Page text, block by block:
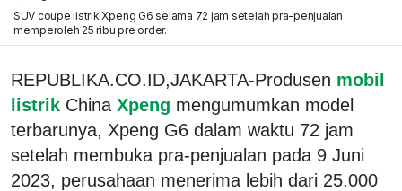
SUV coupe listrik Xpeng G6 selama 72 jam setelah pra-penjualan
memperoleh 25 ribu pre order.
REPUBLIKA.CO.ID,JAKARTA-Produsen mobil
listrik China Xpeng mengumumkan model
terbarunya, Xpeng G6 dalam waktu 72 jam
setelah membuka pra-penjualan pada 9 Juni
2023, perusahaan menerima lebih dari 25.000